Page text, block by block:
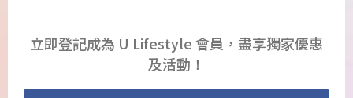
立即登記成為 U Lifestyle 會員，盡享獨家優惠
及活動！